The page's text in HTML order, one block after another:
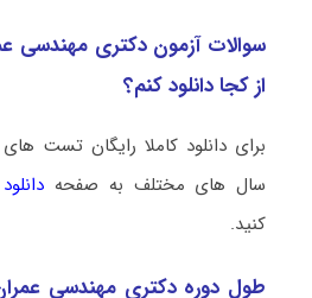
سوالات آزمون دکتری مهندسی
از کجا دانلود کنم؟
برای دانلود کاملا رایگان تست
سال های مختلف به صفحه
کنید.
طول دوره دکتری مهندسی